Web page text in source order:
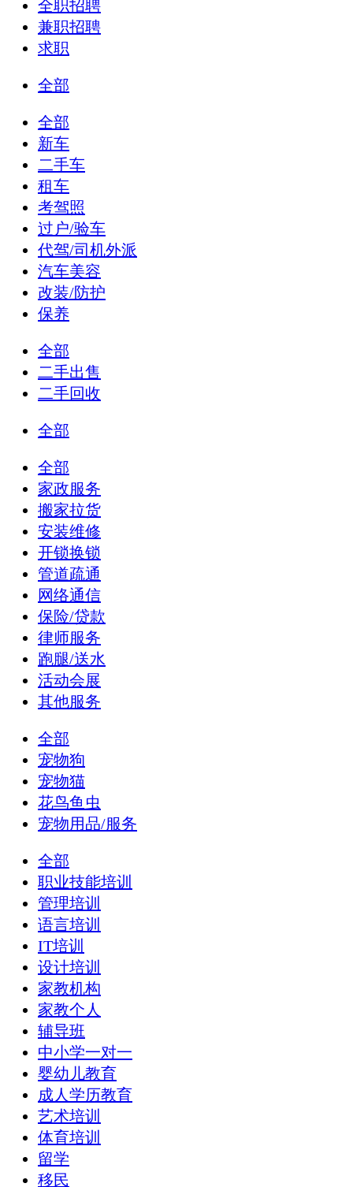
全职招聘
兼职招聘
求职
全部
全部
新车
二手车
租车
考驾照
过户/验车
代驾/司机外派
汽车美容
改装/防护
保养
全部
二手出售
二手回收
全部
全部
家政服务
搬家拉货
安装维修
开锁换锁
管道疏通
网络通信
保险/贷款
律师服务
跑腿/送水
活动会展
其他服务
全部
宠物狗
宠物猫
花鸟鱼虫
宠物用品/服务
全部
职业技能培训
管理培训
语言培训
IT培训
设计培训
家教机构
家教个人
辅导班
中小学一对一
婴幼儿教育
成人学历教育
艺术培训
体育培训
留学
移民